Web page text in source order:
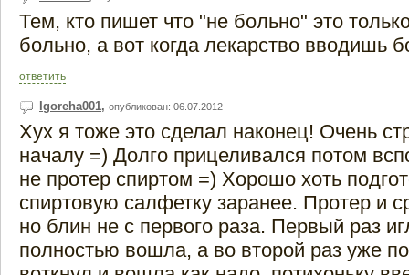
Тем, кто пишет что "не больно" это
больно, а вот когда лекарство вводишь
ответить
Igoreha001, опубликован: 06.07.2012
Хух я тоже это сделал наконец! Очень
началу =) Долго прицеливался потом
не протер спиртом =) Хорошо хоть
спиртовую салфетку заранее. Протер и
но блин не с первого раза. Первый раз
полностью вошла, а во второй раз уже